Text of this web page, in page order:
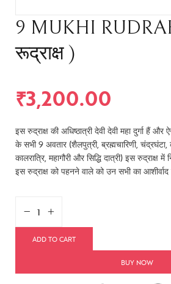
9 MUKHI
रूद्राक्ष )
₹3,200.00
इस रुद्राक्ष की अधिष्ठात्री देवी देवी महा दुर्गा हैं और
के सभी 9 अवतार (शैलपुत्री, ब्रह्मचारिणी, चंद्रघंटा,
कालरात्रि, महागौरी और सिद्धि दात्री) इस
इस रुद्राक्ष को पहनने वाले को उन सभी का आशीर्वाद
ADD TO CART
BUY NOW